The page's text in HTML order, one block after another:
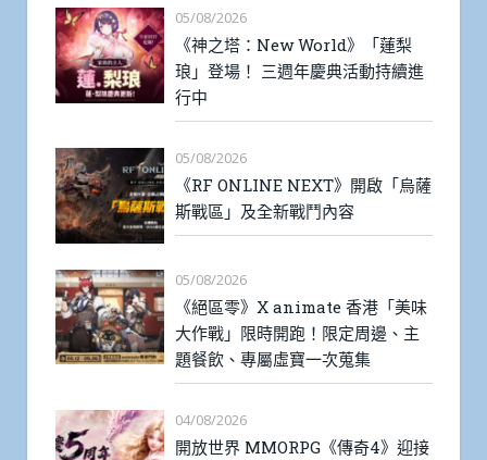
05/08/2026
《神之塔：New World》「蓮梨
琅」登場！ 三週年慶典活動持續進
行中
05/08/2026
《RF ONLINE NEXT》開啟「烏薩
斯戰區」及全新戰鬥內容
05/08/2026
《絕區零》X animate 香港「美味
大作戰」限時開跑！限定周邊、主
題餐飲、專屬虛寶一次蒐集
04/08/2026
開放世界 MMORPG《傳奇4》迎接